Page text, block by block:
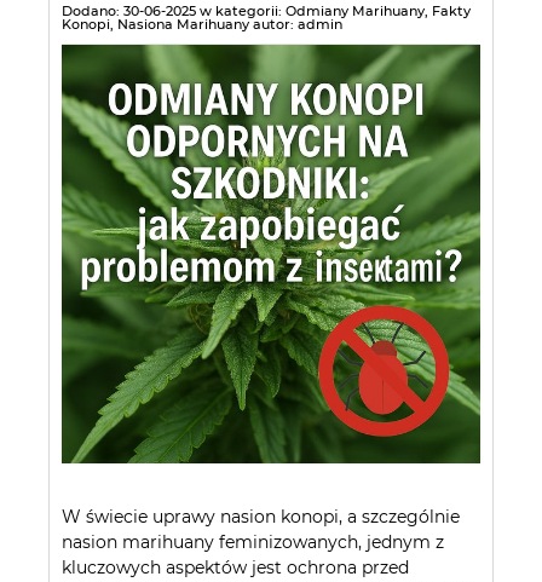
Dodano: 30-06-2025 w kategorii: Odmiany Marihuany, Fakty
Konopi, Nasiona Marihuany autor: admin
W świecie uprawy nasion konopi, a szczególnie
nasion marihuany feminizowanych, jednym z
kluczowych aspektów jest ochrona przed